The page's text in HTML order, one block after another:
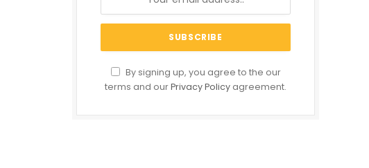
By signing up, you agree to the our
terms and ourPrivacy Policy agreement.